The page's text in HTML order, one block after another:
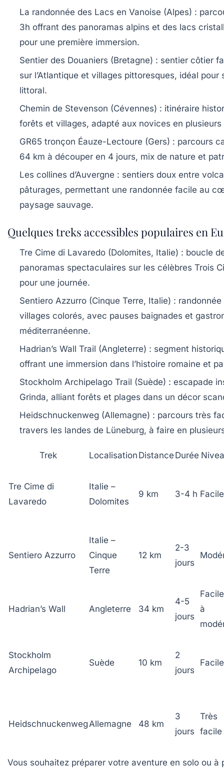
La randonnée des Lacs en Vanoise (Alpes) :
3h offrant des panoramas alpins et des lacs
pour une première immersion.
Sentier des Douaniers (Bretagne) : sentier côtier
sur l’Atlantique et villages pittoresques, idéal pour
littoral.
Chemin de Stevenson (Cévennes) : itinéraire
forêts et villages, adapté aux novices en plusieurs
GR65 tronçon Éauze-Lectoure (Gers) : parcours
64 km à découper en 4 jours, mix de nature et
Les collines d’Auvergne : sentiers doux entre
pâturages, permettant une randonnée facile au
paysage sauvage.
Quelques treks accessibles populaires en
Tre Cime di Lavaredo (Dolomites, Italie) : boucle
panoramas spectaculaires sur les célèbres Trois
pour une journée.
Sentiero Azzurro (Cinque Terre, Italie) :
villages colorés, avec pauses baignades et
méditerranéenne.
Hadrian’s Wall Trail (Angleterre) : segment
offrant une immersion dans l’histoire romaine et
Stockholm Archipelago Trail (Suède) : escapade
Grinda, alliant forêts et plages dans un décor
Heidschnuckenweg (Allemagne) : parcours très
travers les landes de Lüneburg, à faire en
Trek Localisation Distance Durée
Tre Cime di
Lavaredo
Italie –
Dolomites
9 km 3-4 h Facile
Sentiero Azzurro
Italie –
Cinque
Terre
12 km
2-3
jours
Hadrian’s Wall Angleterre 34 km
4-5
jours
Facile
à
Stockholm
Archipelago
Suède 10 km
2
jours
Facile
HeidschnuckenwegAllemagne 48 km
3
jours
Très
facile
Vous souhaitez préparer votre aventure en solo ou à